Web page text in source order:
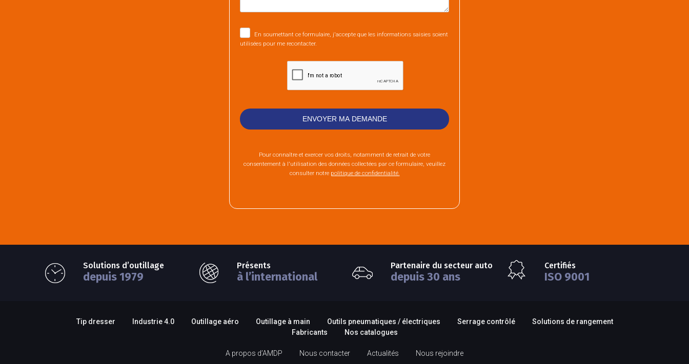
En soumettant ce formulaire, j'accepte que les informations saisies soient
utilisées pour me recontacter.
Pour connaître et exercer vos droits, notamment de retrait de votre
consentement à l'utilisation des données collectées par ce formulaire, veuillez
consulter notre politique de confidentialité.
Solutions d’outillage
depuis 1979
Présents
à l’international
Partenaire du secteur auto
depuis 30 ans
Certifiés
ISO 9001
Tip dresser Industrie 4.0 Outillage aéro Outillage à main Outils pneumatiques / électriques Serrage contrôlé
Solutions de rangement
Fabricants
Nos catalogues
A propos d’AMDP Nous contacter Actualités Nous rejoindre